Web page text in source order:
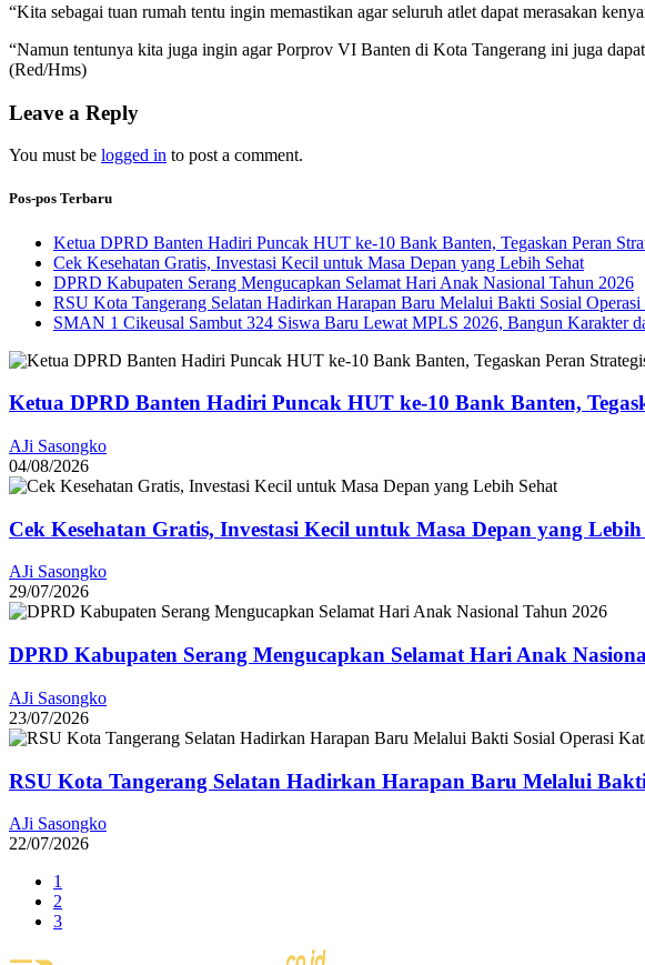
“Kita sebagai tuan rumah tentu ingin memastikan agar seluruh atlet dapat merasakan
“Namun tentunya kita juga ingin agar Porprov VI Banten di Kota Tangerang ini juga
(Red/Hms)
Leave a Reply
You must be logged in to post a comment.
Pos-pos Terbaru
Ketua DPRD Banten Hadiri Puncak HUT ke-10 Bank Banten, Tegaskan Peran
Cek Kesehatan Gratis, Investasi Kecil untuk Masa Depan yang Lebih Sehat
DPRD Kabupaten Serang Mengucapkan Selamat Hari Anak Nasional Tahun 2026
RSU Kota Tangerang Selatan Hadirkan Harapan Baru Melalui Bakti Sosial
SMAN 1 Cikeusal Sambut 324 Siswa Baru Lewat MPLS 2026, Bangun Karakter
Ketua DPRD Banten Hadiri Puncak HUT ke-10 Bank Banten,
AJi Sasongko
04/08/2026
Cek Kesehatan Gratis, Investasi Kecil untuk Masa Depan yang Lebih
AJi Sasongko
29/07/2026
DPRD Kabupaten Serang Mengucapkan Selamat Hari Anak
AJi Sasongko
23/07/2026
RSU Kota Tangerang Selatan Hadirkan Harapan Baru Melalui
AJi Sasongko
22/07/2026
1
2
3